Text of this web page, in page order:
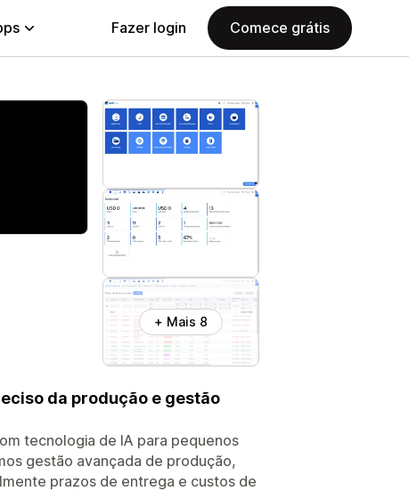
Fazer login Comece grátis
+ Mais 8
da produção e gestão
tecnologia de IA para pequenos
gestão avançada de produção,
prazos de entrega e custos de